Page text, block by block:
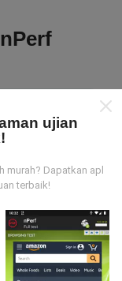
ni?
dijalankan
berminat,
Lagi banyak
peta kami
ujian
murah? Dapatkan apl
terbaik!